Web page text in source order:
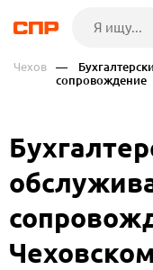
Чехов
—
сопровождение